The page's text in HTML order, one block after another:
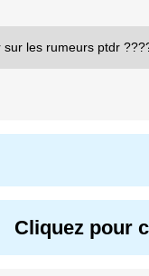
les rumeurs ptdr
Cliquez pour